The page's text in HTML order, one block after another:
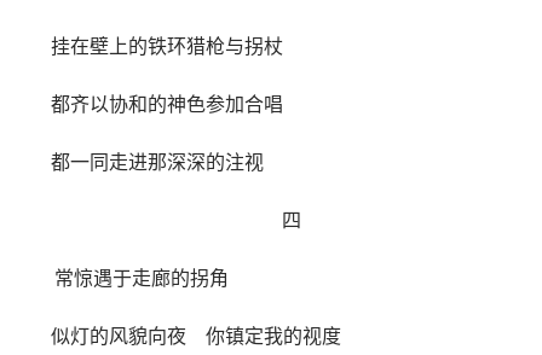
挂在壁上的铁环猎枪与拐杖
都齐以协和的神色参加合唱
都一同走进那深深的注视
四
常惊遇于走廊的拐角
似灯的风貌向夜 你镇定我的视度